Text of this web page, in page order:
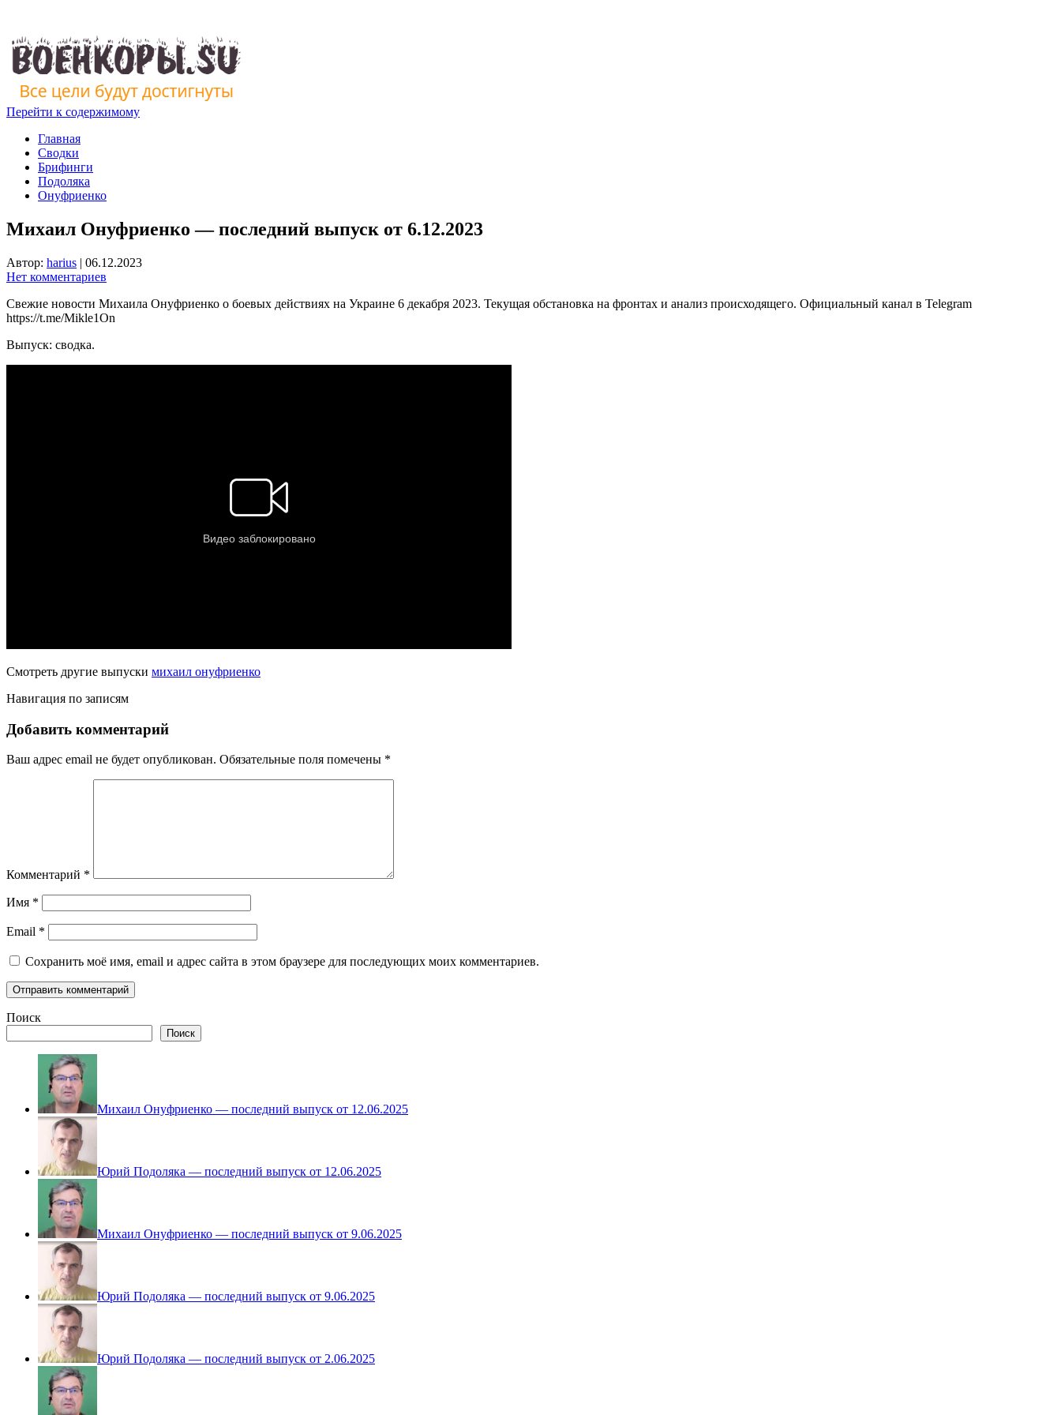
Перейти к содержимому
Главная
Сводки
Брифинги
Подоляка
Онуфриенко
Михаил Онуфриенко — последний выпуск от 6.12.2023
Автор: harius | 06.12.2023
Нет комментариев
Свежие новости Михаила Онуфриенко о боевых действиях на Украине 6 декабря 2023. Текущая обстановка на фронтах и анализ происходящего. Официальный канал в Telegram
https://t.me/Mikle1On
Выпуск: сводка.
Смотреть другие выпуски михаил онуфриенко
Навигация по записям
Добавить комментарий
Ваш адрес email не будет опубликован. Обязательные поля помечены *
Комментарий *
Имя *
Email *
Сохранить моё имя, email и адрес сайта в этом браузере для последующих моих комментариев.
Поиск
Поиск
Михаил Онуфриенко — последний выпуск от 12.06.2025
Юрий Подоляка — последний выпуск от 12.06.2025
Михаил Онуфриенко — последний выпуск от 9.06.2025
Юрий Подоляка — последний выпуск от 9.06.2025
Юрий Подоляка — последний выпуск от 2.06.2025